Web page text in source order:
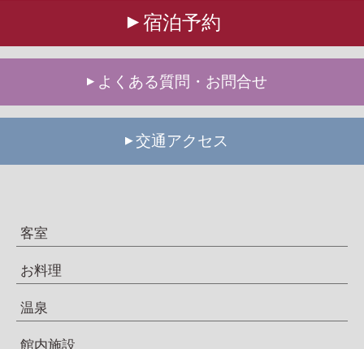
宿泊予約
よくある質問・お問合せ
交通アクセス
客室
お料理
温泉
館内施設